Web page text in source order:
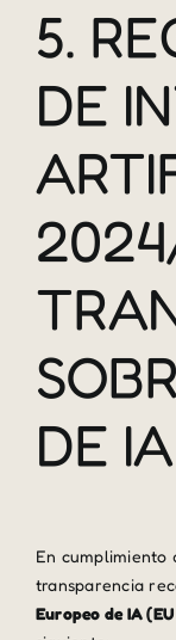
5.
DE
DE IA
En cumplimiento
transparencia
Europeo de IA